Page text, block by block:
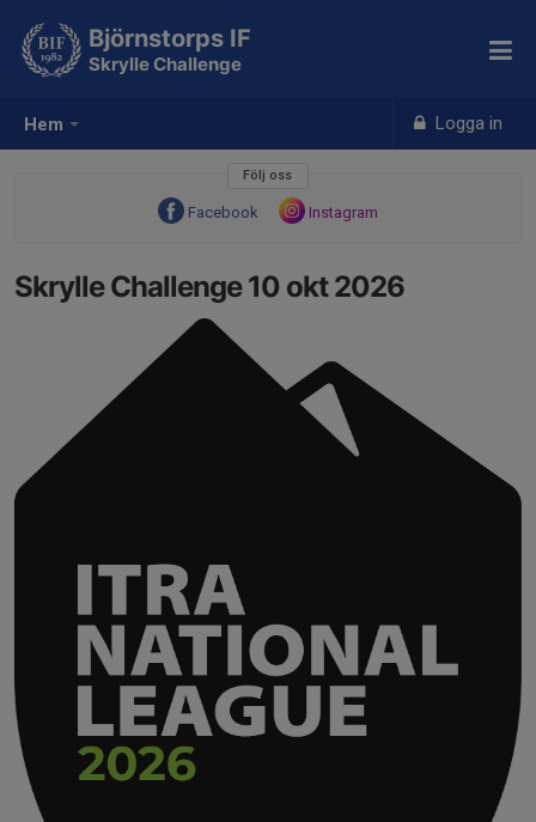
Hem Logga in
Björnstorps IF
Skrylle Challenge
Följ oss
Facebook Instagram
Skrylle Challenge 10 okt 2026